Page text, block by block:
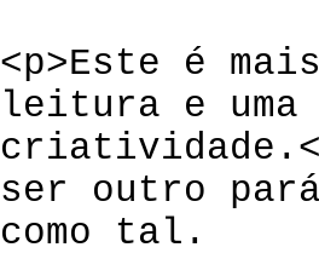
<p>Este é
leitura e uma
ser outro
como tal.